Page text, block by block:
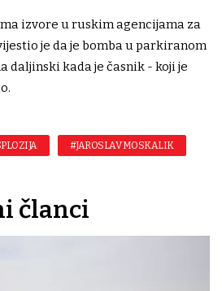
izvore u ruskim agencijama za
je da je bomba u parkiranom
daljinski kada je časnik - koji je
#JAROSLAV MOSKALIK
članci